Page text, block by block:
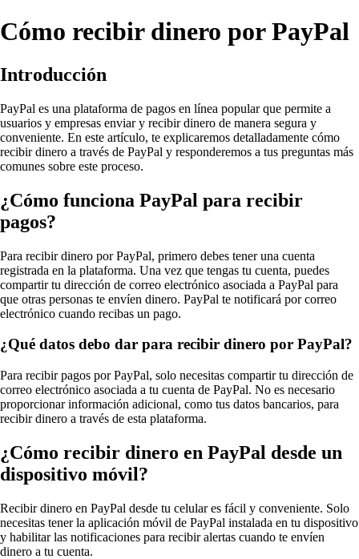
Cómo recibir dinero por PayPal
Introducción
PayPal es una plataforma de pagos en línea popular que permite a
usuarios y empresas enviar y recibir dinero de manera segura y
conveniente. En este artículo, te explicaremos detalladamente cómo
recibir dinero a través de PayPal y responderemos a tus preguntas más
comunes sobre este proceso.
¿Cómo funciona PayPal para recibir
pagos?
Para recibir dinero por PayPal, primero debes tener una cuenta
registrada en la plataforma. Una vez que tengas tu cuenta, puedes
compartir tu dirección de correo electrónico asociada a PayPal para
que otras personas te envíen dinero. PayPal te notificará por correo
electrónico cuando recibas un pago.
¿Qué datos debo dar para recibir dinero por PayPal?
Para recibir pagos por PayPal, solo necesitas compartir tu dirección de
correo electrónico asociada a tu cuenta de PayPal. No es necesario
proporcionar información adicional, como tus datos bancarios, para
recibir dinero a través de esta plataforma.
¿Cómo recibir dinero en PayPal desde un
dispositivo móvil?
Recibir dinero en PayPal desde tu celular es fácil y conveniente. Solo
necesitas tener la aplicación móvil de PayPal instalada en tu dispositivo
y habilitar las notificaciones para recibir alertas cuando te envíen
dinero a tu cuenta.